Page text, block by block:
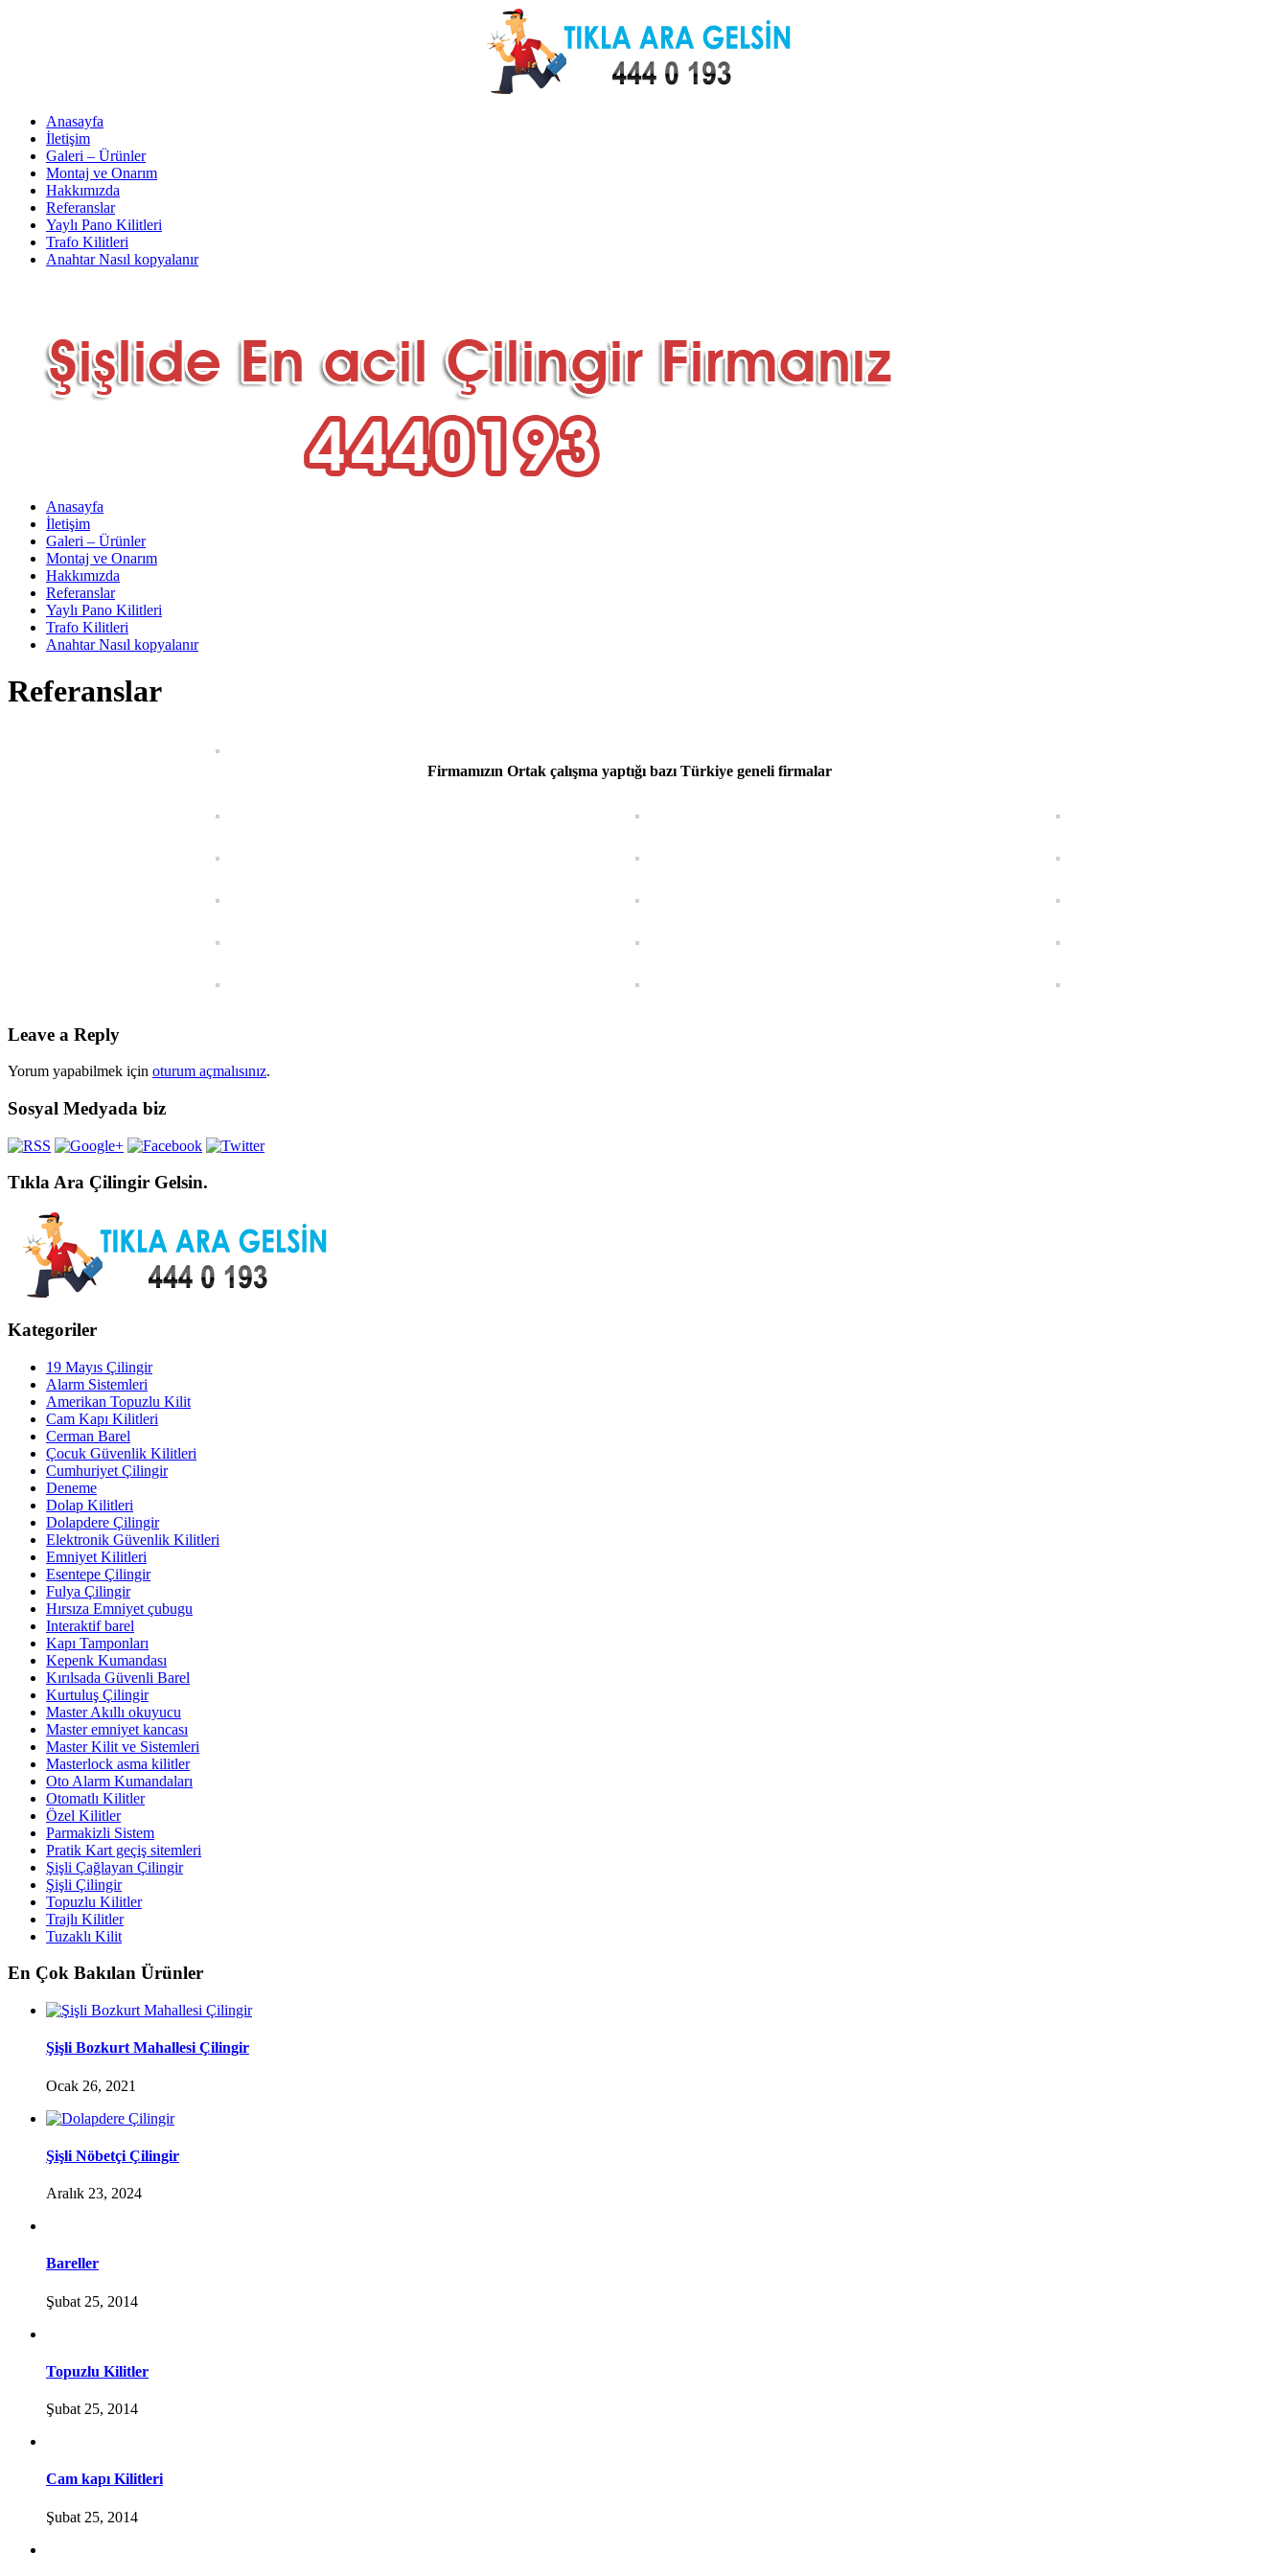
Anasayfa
İletişim
Galeri – Ürünler
Montaj ve Onarım
Hakkımızda
Referanslar
Yaylı Pano Kilitleri
Trafo Kilitleri
Anahtar Nasıl kopyalanır
Anasayfa
İletişim
Galeri – Ürünler
Montaj ve Onarım
Hakkımızda
Referanslar
Yaylı Pano Kilitleri
Trafo Kilitleri
Anahtar Nasıl kopyalanır
Referanslar
Firmamızın Ortak çalışma yaptığı bazı Türkiye geneli firmalar
Leave a Reply
Yorum yapabilmek için oturum açmalısınız.
Sosyal Medyada biz
Tıkla Ara Çilingir Gelsin.
Kategoriler
19 Mayıs Çilingir
Alarm Sistemleri
Amerikan Topuzlu Kilit
Cam Kapı Kilitleri
Cerman Barel
Çocuk Güvenlik Kilitleri
Cumhuriyet Çilingir
Deneme
Dolap Kilitleri
Dolapdere Çilingir
Elektronik Güvenlik Kilitleri
Emniyet Kilitleri
Esentepe Çilingir
Fulya Çilingir
Hırsıza Emniyet çubugu
Interaktif barel
Kapı Tamponları
Kepenk Kumandası
Kırılsada Güvenli Barel
Kurtuluş Çilingir
Master Akıllı okuyucu
Master emniyet kancası
Master Kilit ve Sistemleri
Masterlock asma kilitler
Oto Alarm Kumandaları
Otomatlı Kilitler
Özel Kilitler
Parmakizli Sistem
Pratik Kart geçiş sitemleri
Şişli Çağlayan Çilingir
Şişli Çilingir
Topuzlu Kilitler
Trajlı Kilitler
Tuzaklı Kilit
En Çok Bakılan Ürünler
Şişli Bozkurt Mahallesi Çilingir
Ocak 26, 2021
Şişli Nöbetçi Çilingir
Aralık 23, 2024
Bareller
Şubat 25, 2014
Topuzlu Kilitler
Şubat 25, 2014
Cam kapı Kilitleri
Şubat 25, 2014